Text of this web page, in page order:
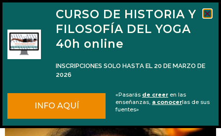
Cuando alcanzas la verdad, la mente no
CURSO DE HISTORIA Y
FILOSOFÍA DEL YOGA
40h online
INSCRIPCIONES SOLO HASTA EL 20 DE MARZO DE
2026
INFO AQUÍ
«Pasarás de creer en las
enseñanzas, a conocerlas de sus
fuentes»